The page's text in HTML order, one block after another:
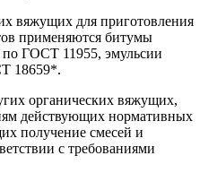
вяжущих для приготовления
применяются битумы
ГОСТ 11955, эмульсии
18659*.
органических вяжущих,
действующих нормативных
получение смесей и
с требованиями